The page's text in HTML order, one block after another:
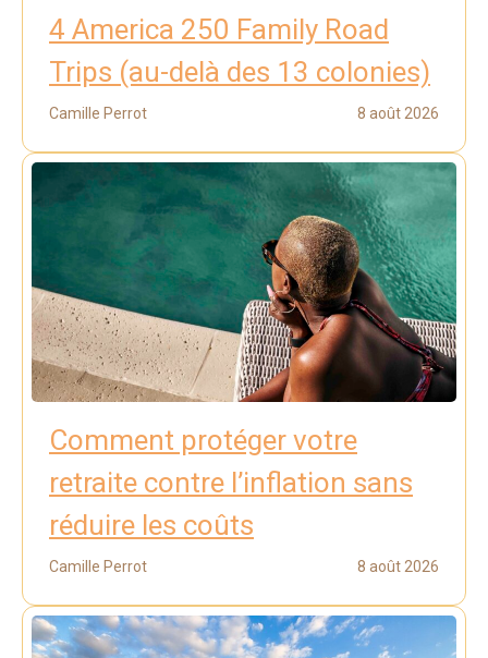
4 America 250 Family Road
Trips (au-delà des 13 colonies)
Camille Perrot 8 août 2026
Comment protéger votre
retraite contre l’inflation sans
réduire les coûts
Camille Perrot 8 août 2026